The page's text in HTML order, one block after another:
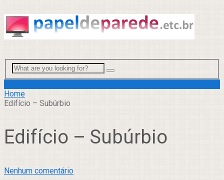
Home
Edifício – Subúrbio
Edifício – Subúrbio
Nenhum comentário